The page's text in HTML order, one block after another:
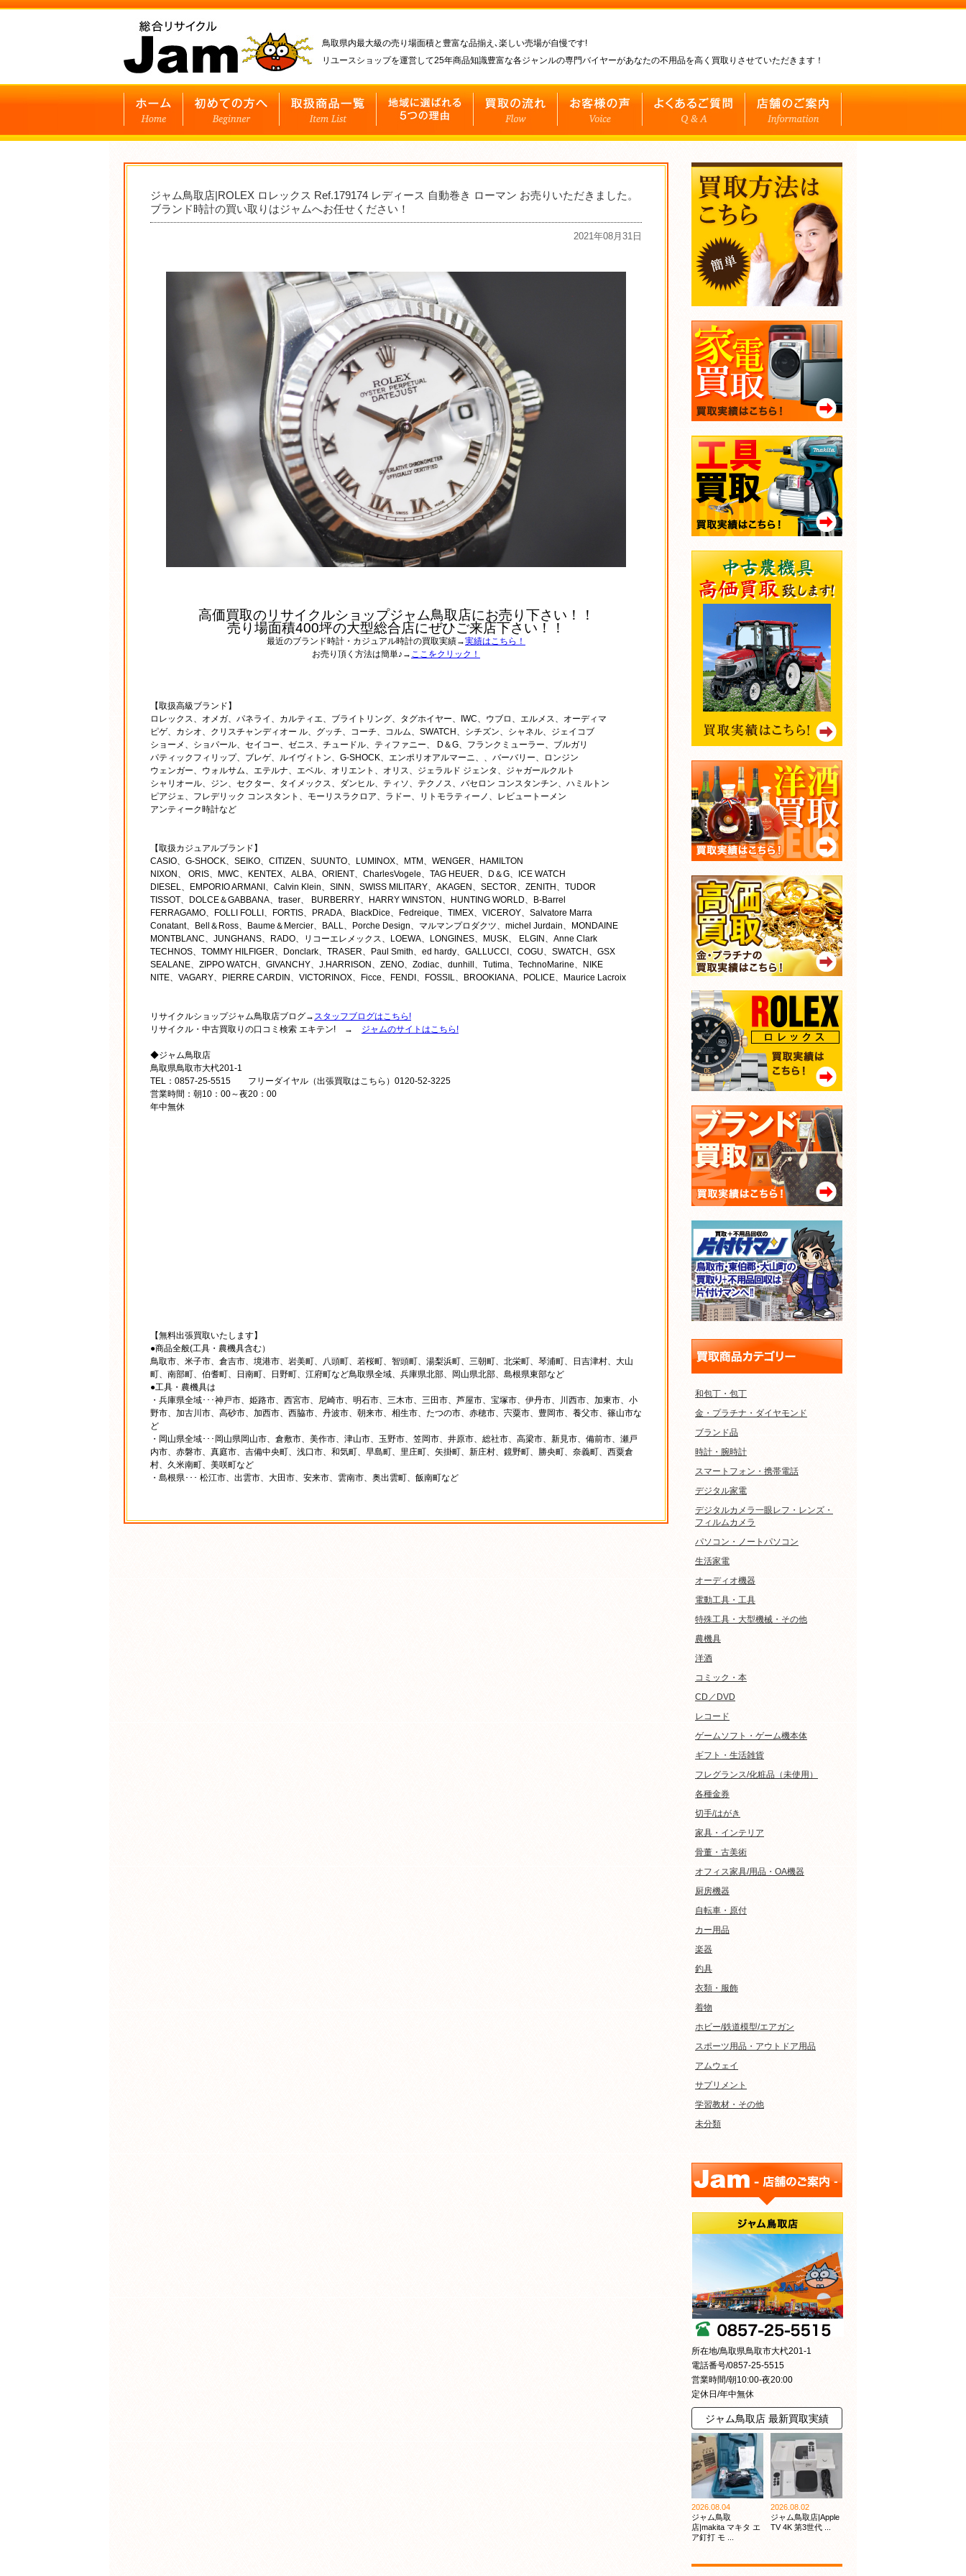
鳥取県内最大級の売り場面積と豊富な品揃え､楽しい売場が自慢です!
リユースショップを運営して25年商品知識豊富な各ジャンルの専門バイヤーがあなたの不用品を高く買取りさせていただきます！
ジャム鳥取店|ROLEX ロレックス Ref.179174 レディース 自動巻き ローマン お売りいただきました。
ブランド時計の買い取りはジャムへお任せください！
2021年08月31日
高価買取のリサイクルショップジャム鳥取店にお売り下さい！！
売り場面積400坪の大型総合店にぜひご来店下さい！！
最近のブランド時計・カジュアル時計の買取実績→実績はこちら！
お売り頂く方法は簡単♪→ ここをクリック！
【取扱高級ブランド】
ロレックス、オメガ、パネライ、カルティエ、ブライトリング、タグホイヤー、IWC、ウブロ、エルメス、オーディマ
ピゲ、カシオ、クリスチャンディオー ル、グッチ、コーチ、コルム、SWATCH、シチズン、シャネル、ジェイコブ
ショーメ、ショパール、セイコー、ゼニス、チュードル、ティファニー、 D＆G、フランクミューラー、ブルガリ
パティックフィリップ、ブレゲ、ルイヴィトン、G-SHOCK、エンポリオアルマーニ、、バーバリー、ロンジン
ウェンガー、ウォルサム、エテルナ、エベル、オリエント、オリス、ジェラルド ジェンタ、ジャガールクルト
シャリオール、ジン、セクター、タイメックス、ダンヒル、ティソ、テクノス、バセロン コンスタンチン、ハミルトン
ピアジェ、フレデリック コンスタント、モーリスラクロア、ラドー、リトモラティーノ、レビュートーメン
アンティーク時計など
【取扱カジュアルブランド】
CASIO、G-SHOCK、SEIKO、CITIZEN、SUUNTO、LUMINOX、MTM、WENGER、HAMILTON
NIXON、 ORIS、MWC、KENTEX、ALBA、ORIENT、CharlesVogele、TAG HEUER、D＆G、ICE WATCH
DIESEL、EMPORIO ARMANI、Calvin Klein、SINN、SWISS MILITARY、AKAGEN、SECTOR、ZENITH、TUDOR
TISSOT、DOLCE＆GABBANA、traser、 BURBERRY、HARRY WINSTON、HUNTING WORLD、B-Barrel
FERRAGAMO、FOLLI FOLLI、FORTIS、PRADA、BlackDice、Fedreique、TIMEX、VICEROY、Salvatore Marra
Conatant、Bell＆Ross、Baume＆Mercier、BALL、Porche Design、マルマンプロダクツ、michel Jurdain、MONDAINE
MONTBLANC、JUNGHANS、RADO、リコーエレメックス、LOEWA、LONGINES、MUSK、 ELGIN、Anne Clark
TECHNOS、TOMMY HILFIGER、Donclark、TRASER、Paul Smith、ed hardy、GALLUCCI、COGU、SWATCH、GSX
SEALANE、ZIPPO WATCH、GIVANCHY、J.HARRISON、ZENO、Zodiac、dunhill、Tutima、TechnoMarine、NIKE
NITE、VAGARY、PIERRE CARDIN、VICTORINOX、Ficce、FENDI、FOSSIL、BROOKIANA、POLICE、Maurice Lacroix
リサイクルショップジャム鳥取店ブログ→ スタッフブログはこちら!
リサイクル・中古買取りの口コミ検索 エキテン! → ジャムのサイトはこちら!
◆ジャム鳥取店
鳥取県鳥取市大杙201-1
TEL：0857-25-5515 フリーダイヤル（出張買取はこちら）0120-52-3225
営業時間：朝10：00～夜20：00
年中無休
【無料出張買取いたします】
●商品全般(工具・農機具含む）
鳥取市、米子市、倉吉市、境港市、岩美町、八頭町、若桜町、智頭町、湯梨浜町、三朝町、北栄町、琴浦町、日吉津村、大山
町、南部町、伯耆町、日南町、日野町、江府町など鳥取県全域、兵庫県北部、岡山県北部、島根県東部など
●工具・農機具は
・兵庫県全域･･･神戸市、姫路市、西宮市、尼崎市、明石市、三木市、三田市、芦屋市、宝塚市、伊丹市、川西市、加東市、小
野市、加古川市、高砂市、加西市、西脇市、丹波市、朝来市、相生市、たつの市、赤穂市、宍粟市、豊岡市、養父市、篠山市な
ど
・岡山県全域･･･岡山県岡山市、倉敷市、美作市、津山市、玉野市、笠岡市、井原市、総社市、高梁市、新見市、備前市、瀬戸
内市、赤磐市、真庭市、吉備中央町、浅口市、和気町、早島町、里庄町、矢掛町、新庄村、鏡野町、勝央町、奈義町、西粟倉
村、久米南町、美咲町など
・島根県･･･ 松江市、出雲市、大田市、安来市、雲南市、奥出雲町、飯南町など
和包丁・包丁
金・プラチナ・ダイヤモンド
ブランド品
時計・腕時計
スマートフォン・携帯電話
デジタル家電
デジタルカメラ一眼レフ・レンズ・
フィルムカメラ
パソコン・ノートパソコン
生活家電
オーディオ機器
電動工具・工具
特殊工具・大型機械・その他
農機具
洋酒
コミック・本
CD／DVD
レコード
ゲームソフト・ゲーム機本体
ギフト・生活雑貨
フレグランス/化粧品（未使用）
各種金券
切手/はがき
家具・インテリア
骨董・古美術
オフィス家具/用品・OA機器
厨房機器
自転車・原付
カー用品
楽器
釣具
衣類・服飾
着物
ホビー/鉄道模型/エアガン
スポーツ用品・アウトドア用品
アムウェイ
サプリメント
学習教材・その他
未分類
所在地/鳥取県鳥取市大杙201-1
電話番号/0857-25-5515
営業時間/朝10:00-夜20:00
定休日/年中無休
ジャム鳥取店 最新買取実績
2026.08.04
ジャム鳥取
店|makita マキタ エ
ア釘打 モ ...
2026.08.02
ジャム鳥取店|Apple
TV 4K 第3世代 ...